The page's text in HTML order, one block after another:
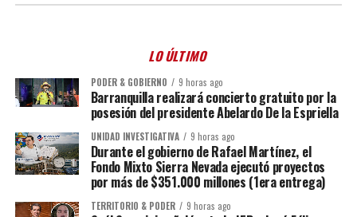
LO ÚLTIMO
PODER & GOBIERNO 9 horas ago
Barranquilla realizará concierto gratuito por la
posesión del presidente Abelardo De la Espriella
UNIDAD INVESTIGATIVA 9 horas ago
Durante el gobierno de Rafael Martínez, el
Fondo Mixto Sierra Nevada ejecutó proyectos
por más de $351.000 millones (1era entrega)
TERRITORIO & PODER 9 horas ago